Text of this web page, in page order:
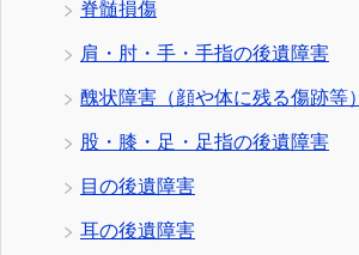
脊髄損傷
肩・肘・手・手指の後遺障害
醜状障害（顔や体に残る傷跡等）
股・膝・足・足指の後遺障害
目の後遺障害
耳の後遺障害